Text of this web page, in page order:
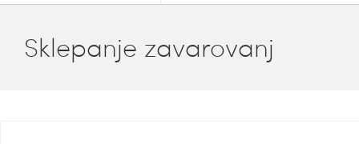
Sklepanje zavarovanj